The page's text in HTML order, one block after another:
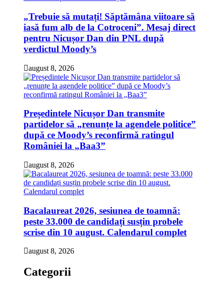
„Trebuie să mutați! Săptămâna viitoare să
iasă fum alb de la Cotroceni”. Mesaj direct
pentru Nicușor Dan din PNL după
verdictul Moody’s
august 8, 2026
Președintele Nicușor Dan transmite
partidelor să „renunțe la agendele politice”
după ce Moody’s reconfirmă ratingul
României la „Baa3”
august 8, 2026
Bacalaureat 2026, sesiunea de toamnă:
peste 33.000 de candidați susțin probele
scrise din 10 august. Calendarul complet
august 8, 2026
Categorii